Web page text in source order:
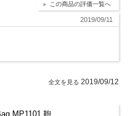
この商品の評価一覧へ
2019/09/11
2019/09/12
MP1101 鞄